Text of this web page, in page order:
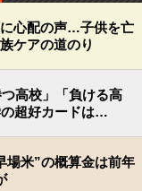
心配の声…子供を亡
ケアの道のり
つ高校」「負ける高
超好カードは…
場米”の概算金は前年